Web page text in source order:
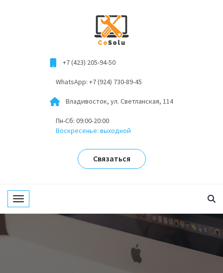
+7 (423) 205-94-50
WhatsApp: +7 (924) 730-89-45
Владивосток, ул. Светланская, 114
Пн-Сб: 09:00-20:00
Воскресенье: выходной
Связаться
Toggle navigation